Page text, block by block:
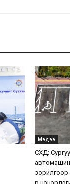
Мэдээ
СХД:
зорилгоор